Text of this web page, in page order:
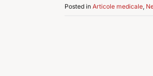
Posted in Articole medicale,